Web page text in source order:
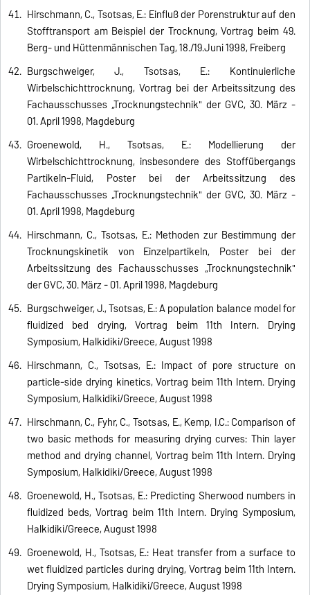
Hirschmann, C., Tsotsas, E.: Einfluß der Porenstruktur auf den
Stofftransport am Beispiel der Trocknung, Vortrag beim 49.
Berg- und Hüttenmännischen Tag, 18./19.Juni 1998, Freiberg
Burgschweiger, J., Tsotsas, E.: Kontinuierliche
Wirbelschichttrocknung, Vortrag bei der Arbeitssitzung des
Fachausschusses „Trocknungstechnik" der GVC, 30. März -
01. April 1998, Magdeburg
Groenewold, H., Tsotsas, E.: Modellierung der
Wirbelschichttrocknung, insbesondere des Stoffübergangs
Partikeln-Fluid, Poster bei der Arbeitssitzung des
Fachausschusses „Trocknungstechnik" der GVC, 30. März -
01. April 1998, Magdeburg
Hirschmann, C., Tsotsas, E.: Methoden zur Bestimmung der
Trocknungskinetik von Einzelpartikeln, Poster bei der
Arbeitssitzung des Fachausschusses „Trocknungstechnik"
der GVC, 30. März - 01. April 1998, Magdeburg
Burgschweiger, J., Tsotsas, E.: A population balance model for
fluidized bed drying, Vortrag beim 11th Intern. Drying
Symposium, Halkidiki/Greece, August 1998
Hirschmann, C., Tsotsas, E.: Impact of pore structure on
particle-side drying kinetics, Vortrag beim 11th Intern. Drying
Symposium, Halkidiki/Greece, August 1998
Hirschmann, C., Fyhr, C., Tsotsas, E., Kemp, I.C.: Comparison of
two basic methods for measuring drying curves: Thin layer
method and drying channel, Vortrag beim 11th Intern. Drying
Symposium, Halkidiki/Greece, August 1998
Groenewold, H., Tsotsas, E.: Predicting Sherwood numbers in
fluidized beds, Vortrag beim 11th Intern. Drying Symposium,
Halkidiki/Greece, August 1998
Groenewold, H., Tsotsas, E.: Heat transfer from a surface to
wet fluidized particles during drying, Vortrag beim 11th Intern.
Drying Symposium, Halkidiki/Greece, August 1998